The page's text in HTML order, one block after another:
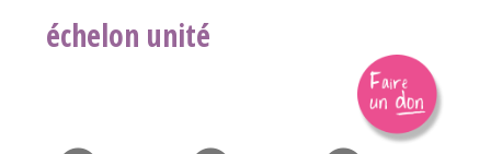
échelon unité